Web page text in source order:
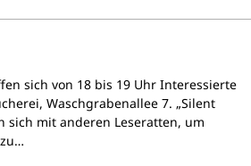
sich von 18 bis 19 Uhr Interessierte
Waschgrabenallee 7. „Silent
sich mit anderen Leseratten, um